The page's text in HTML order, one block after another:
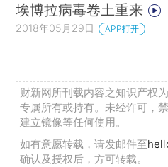
埃博拉病毒卷土重来
2018年05月29日 APP打开
财新网所刊载内容之知识产权
专属所有或持有。未经许可，
建立镜像等任何使用。
如有意愿转载，请发邮件至
确认及授权后，方可转载。